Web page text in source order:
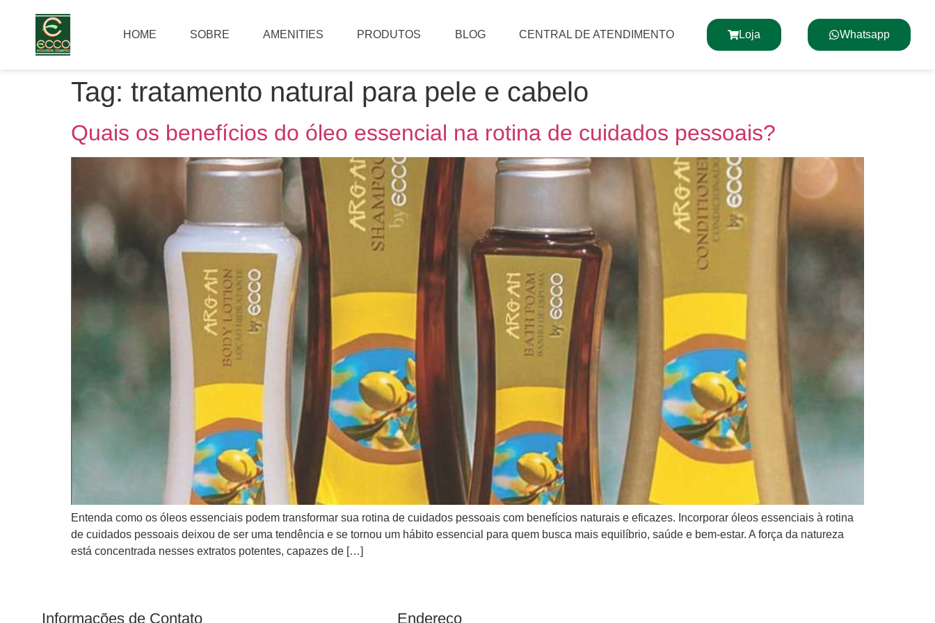
HOME SOBRE AMENITIES PRODUTOS BLOG CENTRAL DE ATENDIMENTO Loja Whatsapp
Tag: tratamento natural para pele e cabelo
Quais os benefícios do óleo essencial na rotina de cuidados pessoais?
Entenda como os óleos essenciais podem transformar sua rotina de cuidados pessoais com benefícios naturais e eficazes. Incorporar óleos essenciais à rotina
de cuidados pessoais deixou de ser uma tendência e se tornou um hábito essencial para quem busca mais equilíbrio, saúde e bem-estar. A força da natureza
está concentrada nesses extratos potentes, capazes de […]
Informações de Contato Endereço